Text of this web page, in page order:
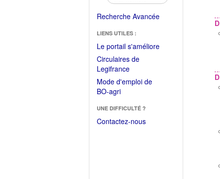
Recherche Avancée
LIENS UTILES :
Le portail s'améliore(Fichier
Circulaires de
Legifrance(Ouvrir
dans
une
fenêtre)
Mode d'emploi de
BO-agri(Ouvrir
une
nouvelle
UNE DIFFICULTÉ ?
Contactez-nous